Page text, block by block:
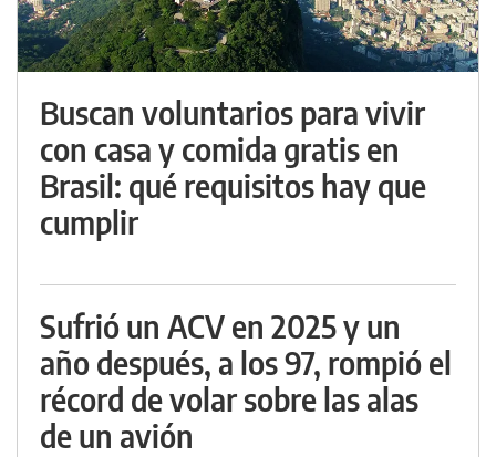
Buscan voluntarios para vivir
con casa y comida gratis en
Brasil: qué requisitos hay que
cumplir
Sufrió un ACV en 2025 y un
año después, a los 97, rompió el
récord de volar sobre las alas
de un avión